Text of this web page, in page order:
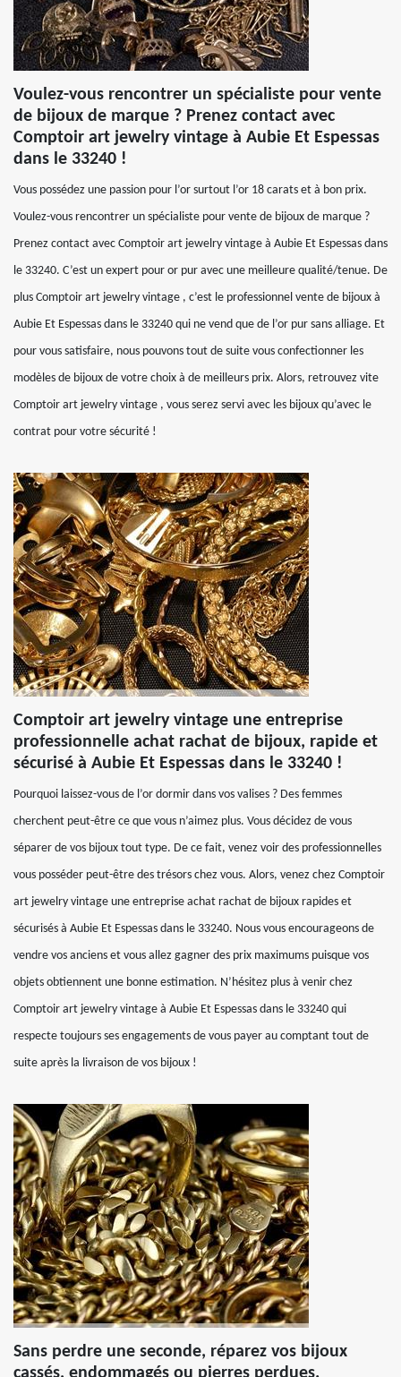
Voulez-vous rencontrer un spécialiste pour vente
de bijoux de marque ? Prenez contact avec
Comptoir art jewelry vintage à Aubie Et Espessas
dans le 33240 !
Vous possédez une passion pour l’or surtout l’or 18 carats et à bon prix.
Voulez-vous rencontrer un spécialiste pour vente de bijoux de marque ?
Prenez contact avec Comptoir art jewelry vintage à Aubie Et Espessas dans
le 33240. C’est un expert pour or pur avec une meilleure qualité/tenue. De
plus Comptoir art jewelry vintage , c’est le professionnel vente de bijoux à
Aubie Et Espessas dans le 33240 qui ne vend que de l’or pur sans alliage. Et
pour vous satisfaire, nous pouvons tout de suite vous confectionner les
modèles de bijoux de votre choix à de meilleurs prix. Alors, retrouvez vite
Comptoir art jewelry vintage , vous serez servi avec les bijoux qu’avec le
contrat pour votre sécurité !
Comptoir art jewelry vintage une entreprise
professionnelle achat rachat de bijoux, rapide et
sécurisé à Aubie Et Espessas dans le 33240 !
Pourquoi laissez-vous de l’or dormir dans vos valises ? Des femmes
cherchent peut-être ce que vous n’aimez plus. Vous décidez de vous
séparer de vos bijoux tout type. De ce fait, venez voir des professionnelles
vous posséder peut-être des trésors chez vous. Alors, venez chez Comptoir
art jewelry vintage une entreprise achat rachat de bijoux rapides et
sécurisés à Aubie Et Espessas dans le 33240. Nous vous encourageons de
vendre vos anciens et vous allez gagner des prix maximums puisque vos
objets obtiennent une bonne estimation. N’hésitez plus à venir chez
Comptoir art jewelry vintage à Aubie Et Espessas dans le 33240 qui
respecte toujours ses engagements de vous payer au comptant tout de
suite après la livraison de vos bijoux !
Sans perdre une seconde, réparez vos bijoux
cassés, endommagés ou pierres perdues.